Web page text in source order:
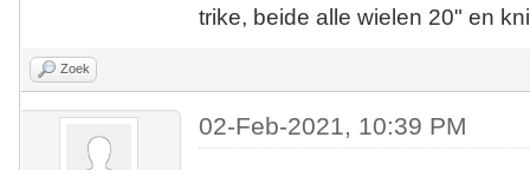
trike, beide alle wielen 20" en
Zoek
02-Feb-2021, 10:39 PM